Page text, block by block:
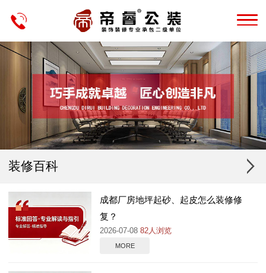
装修百科
成都厂房地坪起砂、起皮怎么装修修
复？
2026-07-08 82人浏览
MORE